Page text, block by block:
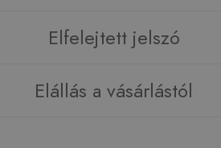
Elfelejtett jelszó
Elállás a vásárlástól